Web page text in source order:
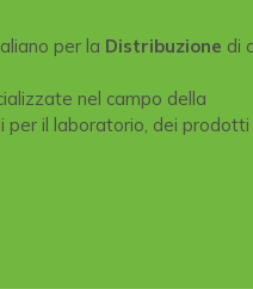
per la Distribuzione di
nel campo della
il laboratorio, dei prodotti